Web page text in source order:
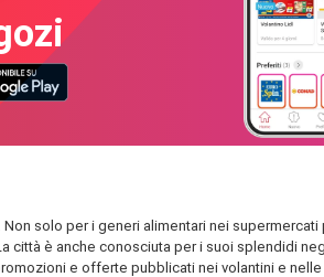
solo per i generi alimentari nei
è anche conosciuta per i suoi splendidi
e offerte pubblicati nei volantini e